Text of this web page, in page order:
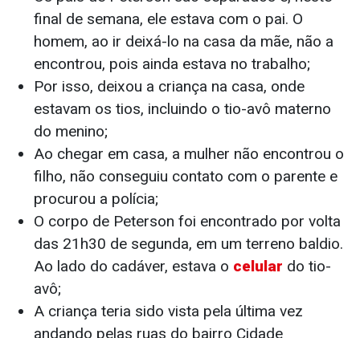
final de semana, ele estava com o pai. O
homem, ao ir deixá-lo na casa da mãe, não a
encontrou, pois ainda estava no trabalho;
Por isso, deixou a criança na casa, onde
estavam os tios, incluindo o tio-avô materno
do menino;
Ao chegar em casa, a mulher não encontrou o
filho, não conseguiu contato com o parente e
procurou a polícia;
O corpo de Peterson foi encontrado por volta
das 21h30 de segunda, em um terreno baldio.
Ao lado do cadáver, estava o celular do tio-
avô;
A criança teria sido vista pela última vez
andando pelas ruas do bairro Cidade